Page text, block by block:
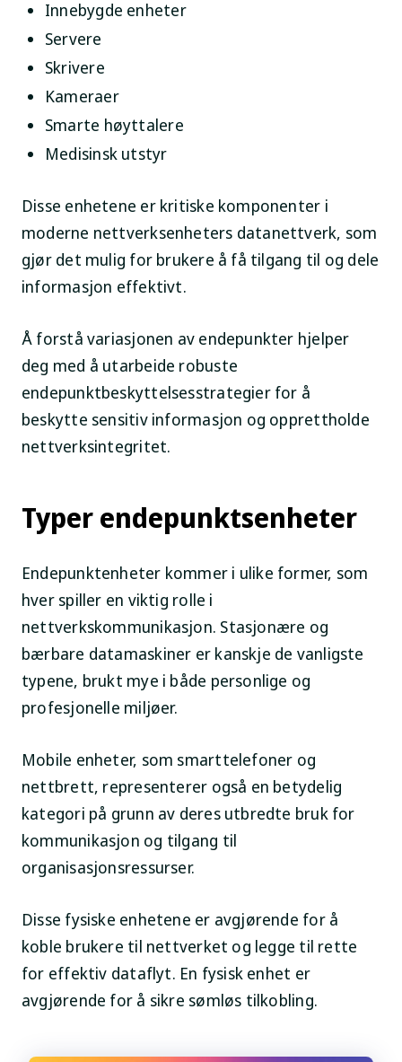
Innebygde enheter
Servere
Skrivere
Kameraer
Smarte høyttalere
Medisinsk utstyr
Disse enhetene er kritiske komponenter i
moderne nettverksenheters datanettverk, som
gjør det mulig for brukere å få tilgang til og dele
informasjon effektivt.
Å forstå variasjonen av endepunkter hjelper
deg med å utarbeide robuste
endepunktbeskyttelsesstrategier for å
beskytte sensitiv informasjon og opprettholde
nettverksintegritet.
Typer endepunktsenheter
Endepunktenheter kommer i ulike former, som
hver spiller en viktig rolle i
nettverkskommunikasjon. Stasjonære og
bærbare datamaskiner er kanskje de vanligste
typene, brukt mye i både personlige og
profesjonelle miljøer.
Mobile enheter, som smarttelefoner og
nettbrett, representerer også en betydelig
kategori på grunn av deres utbredte bruk for
kommunikasjon og tilgang til
organisasjonsressurser.
Disse fysiske enhetene er avgjørende for å
koble brukere til nettverket og legge til rette
for effektiv dataflyt. En fysisk enhet er
avgjørende for å sikre sømløs tilkobling.